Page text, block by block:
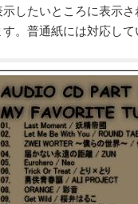
示したいところに表示
す。普通紙には対応し